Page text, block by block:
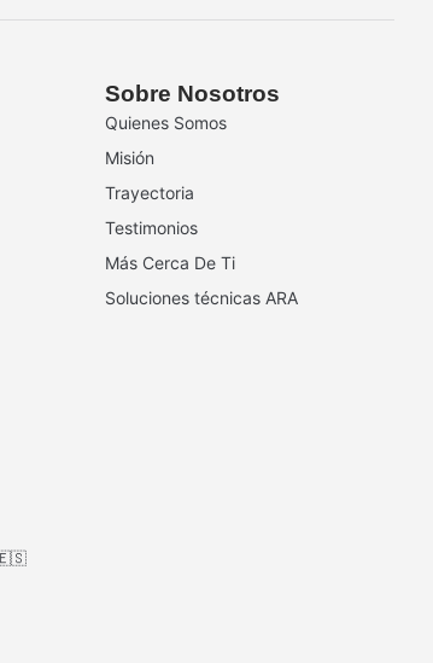
Sobre Nosotros
Quienes Somos
Misión
Trayectoria
Testimonios
Más Cerca De Ti
Soluciones técnicas ARA
🇪🇸